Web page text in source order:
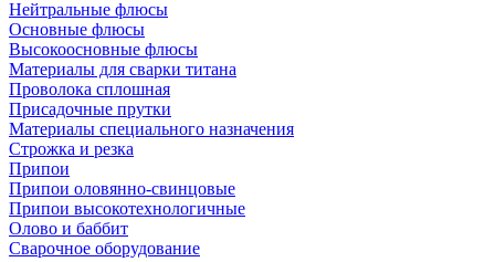
Нейтральные флюсы
Основные флюсы
Высокоосновные флюсы
Материалы для сварки титана
Проволока сплошная
Присадочные прутки
Материалы специального назначения
Строжка и резка
Припои
Припои оловянно-свинцовые
Припои высокотехнологичные
Олово и баббит
Сварочное оборудование